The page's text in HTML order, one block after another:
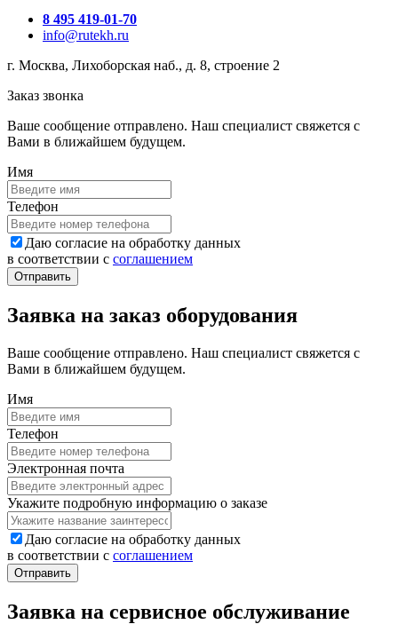
8 495 419-01-70
info@rutekh.ru
г. Москва, Лихоборская наб., д. 8, строение 2
Заказ звонка
Ваше сообщение отправлено. Наш специалист свяжется с
Вами в ближайшем будущем.
Имя
Телефон
Даю согласие на обработку данных
в соответствии с соглашением
Заявка на заказ оборудования
Ваше сообщение отправлено. Наш специалист свяжется с
Вами в ближайшем будущем.
Имя
Телефон
Электронная почта
Укажите подробную информацию о заказе
Даю согласие на обработку данных
в соответствии с соглашением
Заявка на сервисное обслуживание